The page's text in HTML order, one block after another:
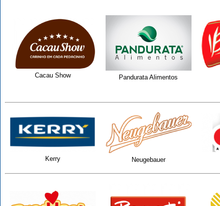
Cacau Show Pandurata Alimentos
Kerry Neugebauer